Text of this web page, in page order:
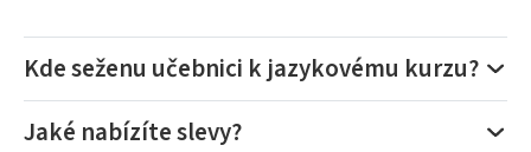
Kde seženu učebnici k jazykovému kurzu?
Jaké nabízíte slevy?